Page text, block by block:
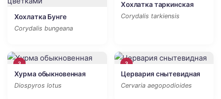
Хохлатка Бунге
Corydalis bungeana
Хохлатка таркинская
Corydalis tarkiensis
3
Хурма обыкновенная
Diospyros lotus
3
Цервария снытевидная
Cervaria aegopodioides